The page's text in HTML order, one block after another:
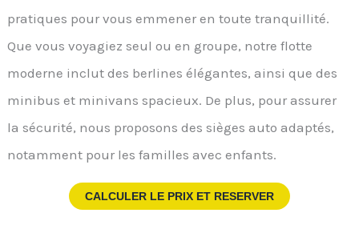
pratiques pour vous emmener en toute tranquillité.
Que vous voyagiez seul ou en groupe, notre flotte
moderne inclut des berlines élégantes, ainsi que des
minibus et minivans spacieux. De plus, pour assurer
la sécurité, nous proposons des sièges auto adaptés,
notamment pour les familles avec enfants.
CALCULER LE PRIX ET RESERVER